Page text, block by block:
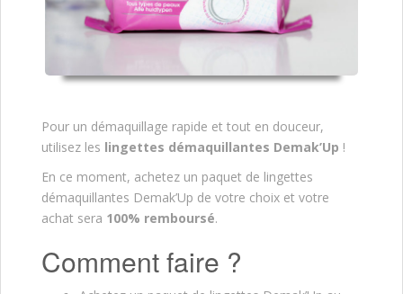
Pour un démaquillage rapide et tout en douceur,
utilisez les lingettes démaquillantes Demak’Up !
En ce moment, achetez un paquet de lingettes
démaquillantes Demak’Up de votre choix et votre
achat sera 100% remboursé.
Comment faire ?